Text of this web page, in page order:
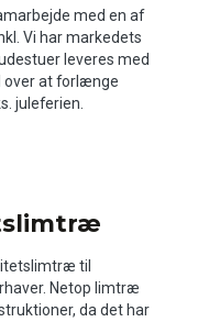
med en af
Vi har markedets
leveres med
over at forlænge
juleferien.
til
Netop limtræ
da det har